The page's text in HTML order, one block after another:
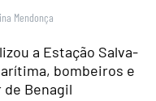
Mendonça
a Estação Salva-
bombeiros e
Benagil